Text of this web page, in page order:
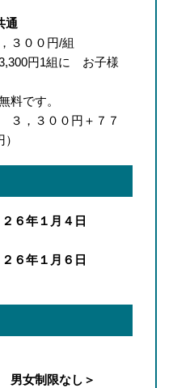
通
３００円/組
円1組に お子様
料です。
３，３００円＋７７
６年１月４日
年１月６日
男女制限なし＞